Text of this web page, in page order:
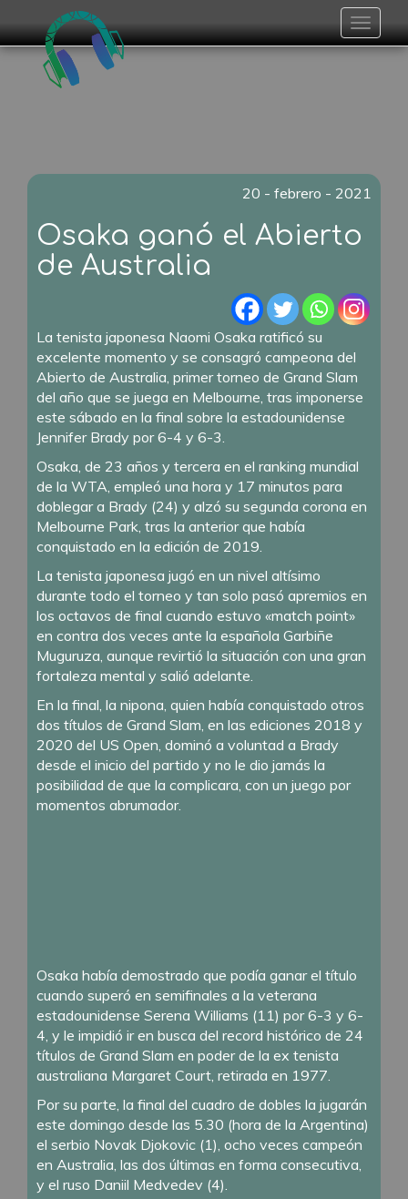
Toggle
20 - febrero - 2021
Osaka ganó el Abierto
de Australia
La tenista japonesa Naomi Osaka ratificó su
excelente momento y se consagró campeona del
Abierto de Australia, primer torneo de Grand Slam
del año que se juega en Melbourne, tras imponerse
este sábado en la final sobre la estadounidense
Jennifer Brady por 6-4 y 6-3.
Osaka, de 23 años y tercera en el ranking mundial
de la WTA, empleó una hora y 17 minutos para
doblegar a Brady (24) y alzó su segunda corona en
Melbourne Park, tras la anterior que había
conquistado en la edición de 2019.
La tenista japonesa jugó en un nivel altísimo
durante todo el torneo y tan solo pasó apremios en
los octavos de final cuando estuvo «match point»
en contra dos veces ante la española Garbiñe
Muguruza, aunque revirtió la situación con una gran
fortaleza mental y salió adelante.
En la final, la nipona, quien había conquistado otros
dos títulos de Grand Slam, en las ediciones 2018 y
2020 del US Open, dominó a voluntad a Brady
desde el inicio del partido y no le dio jamás la
posibilidad de que la complicara, con un juego por
momentos abrumador.
Osaka había demostrado que podía ganar el título
cuando superó en semifinales a la veterana
estadounidense Serena Williams (11) por 6-3 y 6-
4, y le impidió ir en busca del record histórico de 24
títulos de Grand Slam en poder de la ex tenista
australiana Margaret Court, retirada en 1977.
Por su parte, la final del cuadro de dobles la jugarán
este domingo desde las 5.30 (hora de la Argentina)
el serbio Novak Djokovic (1), ocho veces campeón
en Australia, las dos últimas en forma consecutiva,
y el ruso Daniil Medvedev (4).